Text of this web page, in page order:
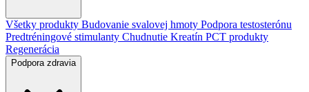
Všetky produkty Budovanie svalovej hmoty Podpora testosterónu
Predtréningové stimulanty Chudnutie Kreatín PCT produkty
Regenerácia
Podpora zdravia